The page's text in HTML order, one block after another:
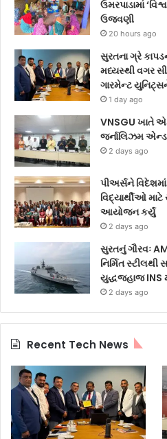
ઉમરપાડામાં
ઉજવણી
20 hours ago
સુરતના ગ્રે
મધ્યસ્થી વગર
ગારમેન્ટ
1 day ago
VNSGU ખાતે એક
જર્નાલિઝમ
2 days ago
પીઅર્સને
વિદ્યાર્થીઓ માટે
આયોજન કર્યું
2 days ago
સુરતનું ગૌરવઃ
નિર્મિત
યુદ્ધજહાજ INS
2 days ago
Recent Tech News